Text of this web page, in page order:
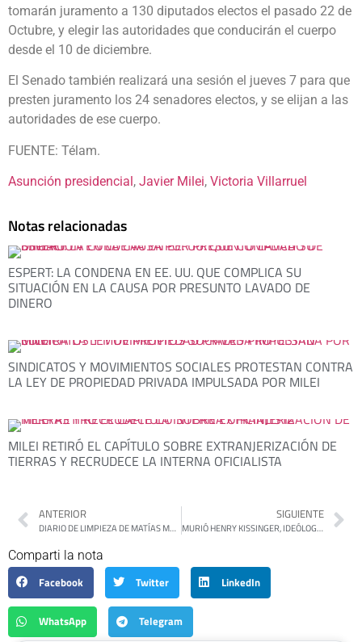
tomarán juramento a 130 diputados electos el pasado 22 de
Octubre, y elegir las autoridades que conducirán el cuerpo
desde el 10 de diciembre.
El Senado también realizará una sesión el jueves 7 para que
presten juramento los 24 senadores electos, y se elijan a las
autoridades de ese cuerpo.
FUENTE: Télam.
Asunción presidencial, Javier Milei, Victoria Villarruel
Notas relacionadas
ESPERT: LA CONDENA EN EE. UU. QUE COMPLICA SU
SITUACIÓN EN LA CAUSA POR PRESUNTO LAVADO DE
DINERO
SINDICATOS Y MOVIMIENTOS SOCIALES PROTESTAN CONTRA
LA LEY DE PROPIEDAD PRIVADA IMPULSADA POR MILEI
MILEI RETIRÓ EL CAPÍTULO SOBRE EXTRANJERIZACIÓN DE
TIERRAS Y RECRUDECE LA INTERNA OFICIALISTA
ANTERIOR
DIARIO DE LIMPIEZA DE MATÍAS MOSCARDI
SIGUIENTE
MURIÓ HENRY KISSINGER, IDEÓLOGO DEL PLAN CONDOR Y DEL APOYO DE EEUU A LAS DICTADURAS LATINOAMERICANAS
Comparti la nota
Facebook
Twitter LinkedIn
WhatsApp Telegram